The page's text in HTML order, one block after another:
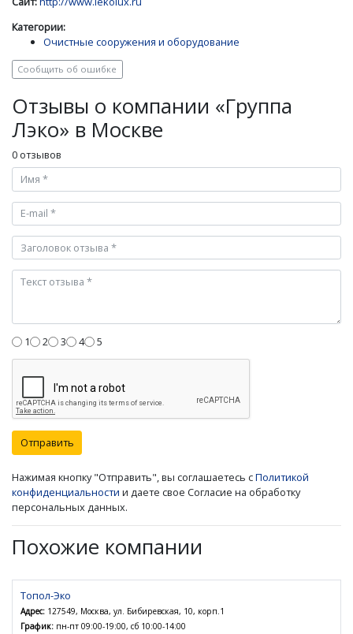
Категории:
Очистные сооружения и оборудование
Сообщить об ошибке
Отзывы о компании «Группа
Лэко» в Москве
0 отзывов
1 2 3 4 5
Отправить
Нажимая кнопку "Отправить", вы соглашаетесь сПолитикой
конфиденциальности и даете свое Согласие на обработку
персональных данных.
Похожие компании
Топол-Эко
Адрес: 127549, Москва, ул. Бибиревская, 10, корп.1
График: пн-пт 09:00-19:00, сб 10:00-14:00